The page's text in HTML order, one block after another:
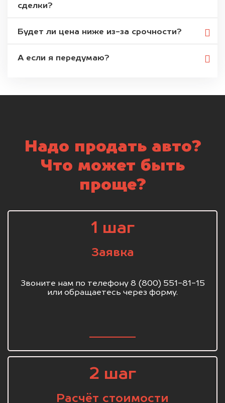
сделки?
Будет ли цена ниже из-за срочности?
А если я передумаю?
Надо продать авто?
Что может быть
проще?
1 шаг
Заявка
Звоните нам по телефону 8 (800) 551-81-15
или обращаетесь через форму.
2 шаг
Расчёт стоимости